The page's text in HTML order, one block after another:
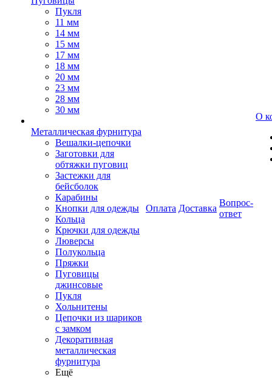
Пукля
11 мм
14 мм
15 мм
17 мм
18 мм
20 мм
23 мм
28 мм
30 мм
Металлическая фурнитура
Вешалки-цепочки
Заготовки для
обтяжки пуговиц
Застежки для
бейсболок
Карабины
Кнопки для одежды
Кольца
Крючки для одежды
Люверсы
Полукольца
Пряжки
Пуговицы
джинсовые
Пукля
Хольнитены
Цепочки из шариков
с замком
Декоративная
металлическая
фурнитура
Ещё
Оплата Доставка
Вопрос-
ответ
О